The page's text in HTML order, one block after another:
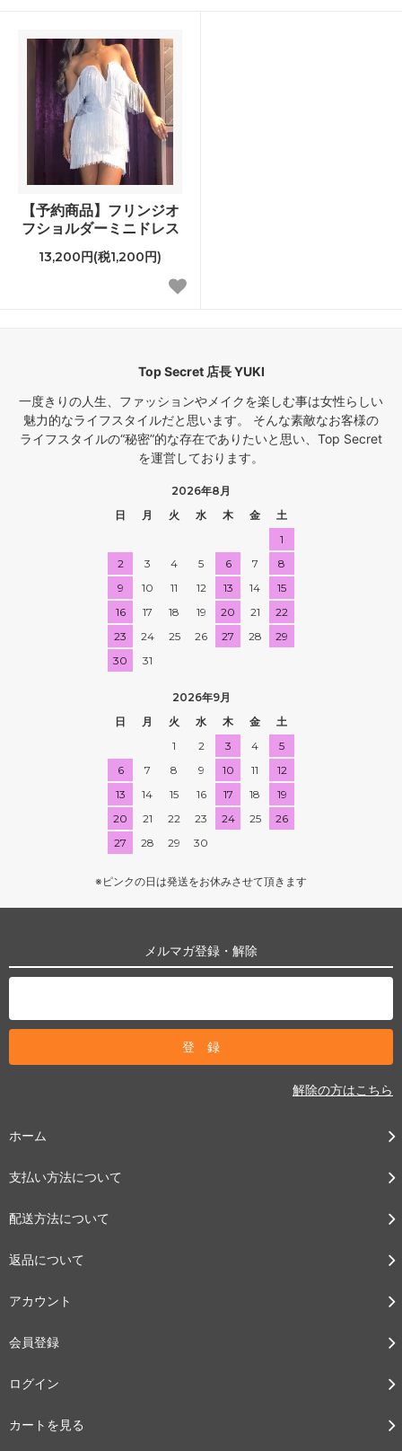
【予約商品】フリンジオ
フショルダーミニドレス
13,200円(税1,200円)
Top Secret 店長 YUKI
一度きりの人生、ファッションやメイクを楽しむ事は女性らしい
魅力的なライフスタイルだと思います。 そんな素敵なお客様の
ライフスタイルの“秘密”的な存在でありたいと思い、Top Secret
を運営しております。
2026年8月
日
月 火 水 木 金
土
1
2
3 4 5 6 7
8
9
10 11 12 13 14
15
16
17 18 19 20 21
22
23
24 25 26 27 28
29
30
31
2026年9月
日
月 火 水 木 金
土
1
2 3 4
5
6
7 8 9 10 11
12
13
14 15 16 17 18
19
20
21 22 23 24 25
26
27
28 29 30
※ピンクの日は発送をお休みさせて頂きます
メルマガ登録・解除
解除の方はこちら
ホーム
支払い方法について
配送方法について
返品について
アカウント
会員登録
ログイン
カートを見る